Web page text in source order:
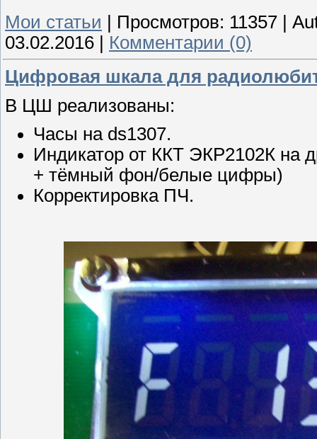
Мои статьи Просмотров: 11357
03.02.2016
Комментарии (0)
Цифровая шкала для
В ЦШ реализованы:
Часы на ds1307.
Индикатор от ККТ ЭКР2102К на
+ тёмный фон/белые цифры)
Корректировка ПЧ.